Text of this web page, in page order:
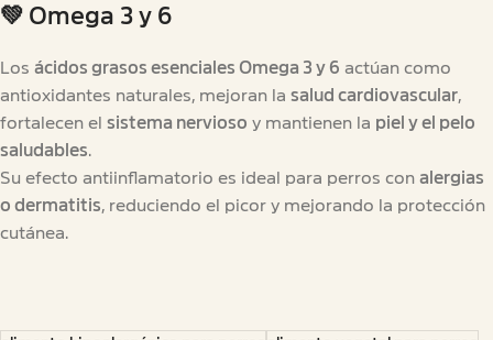
💚 Omega 3 y 6
Los ácidos grasos esenciales Omega 3 y 6 actúan como
antioxidantes naturales, mejoran la salud cardiovascular,
fortalecen el sistema nervioso y mantienen la piel y el pelo
saludables.
Su efecto antiinflamatorio es ideal para perros con alergias
o dermatitis, reduciendo el picor y mejorando la protección
cutánea.